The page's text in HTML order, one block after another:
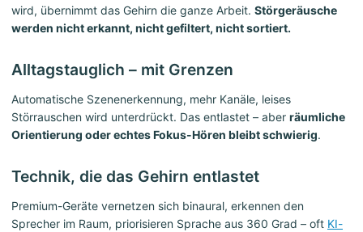
wird, übernimmt das Gehirn die ganze Arbeit. Störgeräusche
werden nicht erkannt, nicht gefiltert, nicht sortiert.
Alltagstauglich – mit Grenzen
Automatische Szenenerkennung, mehr Kanäle, leises
Störrauschen wird unterdrückt. Das entlastet – aber räumliche
Orientierung oder echtes Fokus-Hören bleibt schwierig.
Technik, die das Gehirn entlastet
Premium-Geräte vernetzen sich binaural, erkennen den
Sprecher im Raum, priorisieren Sprache aus 360 Grad – oft KI-